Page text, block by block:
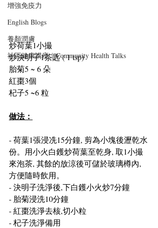
增強免疫力
English Blogs
養顏潤膚
社區健康講座｜Community Health Talks
炒荷葉1小撮
炒決明子1茶匙 ( 1 tsp)
胎菊5 ~ 6 朵
紅棗3個
杞子5 ~6 粒
做法：
- 荷葉1張浸冼15分鐘, 剪為小塊後瀝乾水
份。用小火白鑊炒荷葉至乾身, 取1小撮
來泡茶, 其餘的放涼後可儲於玻璃樽內,
方便隨時飲用。
- 決明子洗淨後,下白鑊小火炒7分鐘
- 胎菊浸洗10分鐘
- 紅棗洗淨去核,切小粒
- 杞子洗淨備用